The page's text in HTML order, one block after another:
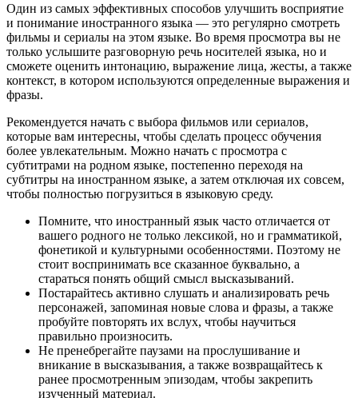
Один из самых эффективных способов улучшить восприятие
и понимание иностранного языка — это регулярно смотреть
фильмы и сериалы на этом языке. Во время просмотра вы не
только услышите разговорную речь носителей языка, но и
сможете оценить интонацию, выражение лица, жесты, а также
контекст, в котором используются определенные выражения и
фразы.
Рекомендуется начать с выбора фильмов или сериалов,
которые вам интересны, чтобы сделать процесс обучения
более увлекательным. Можно начать с просмотра с
субтитрами на родном языке, постепенно переходя на
субтитры на иностранном языке, а затем отключая их совсем,
чтобы полностью погрузиться в языковую среду.
Помните, что иностранный язык часто отличается от
вашего родного не только лексикой, но и грамматикой,
фонетикой и культурными особенностями. Поэтому не
стоит воспринимать все сказанное буквально, а
стараться понять общий смысл высказываний.
Постарайтесь активно слушать и анализировать речь
персонажей, запоминая новые слова и фразы, а также
пробуйте повторять их вслух, чтобы научиться
правильно произносить.
Не пренебрегайте паузами на прослушивание и
вникание в высказывания, а также возвращайтесь к
ранее просмотренным эпизодам, чтобы закрепить
изученный материал.